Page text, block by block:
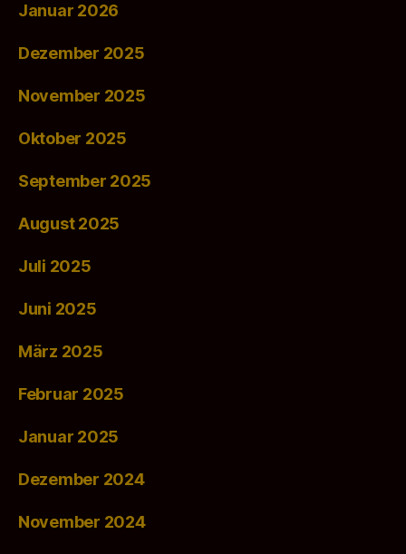
Januar 2026
Dezember 2025
November 2025
Oktober 2025
September 2025
August 2025
Juli 2025
Juni 2025
März 2025
Februar 2025
Januar 2025
Dezember 2024
November 2024